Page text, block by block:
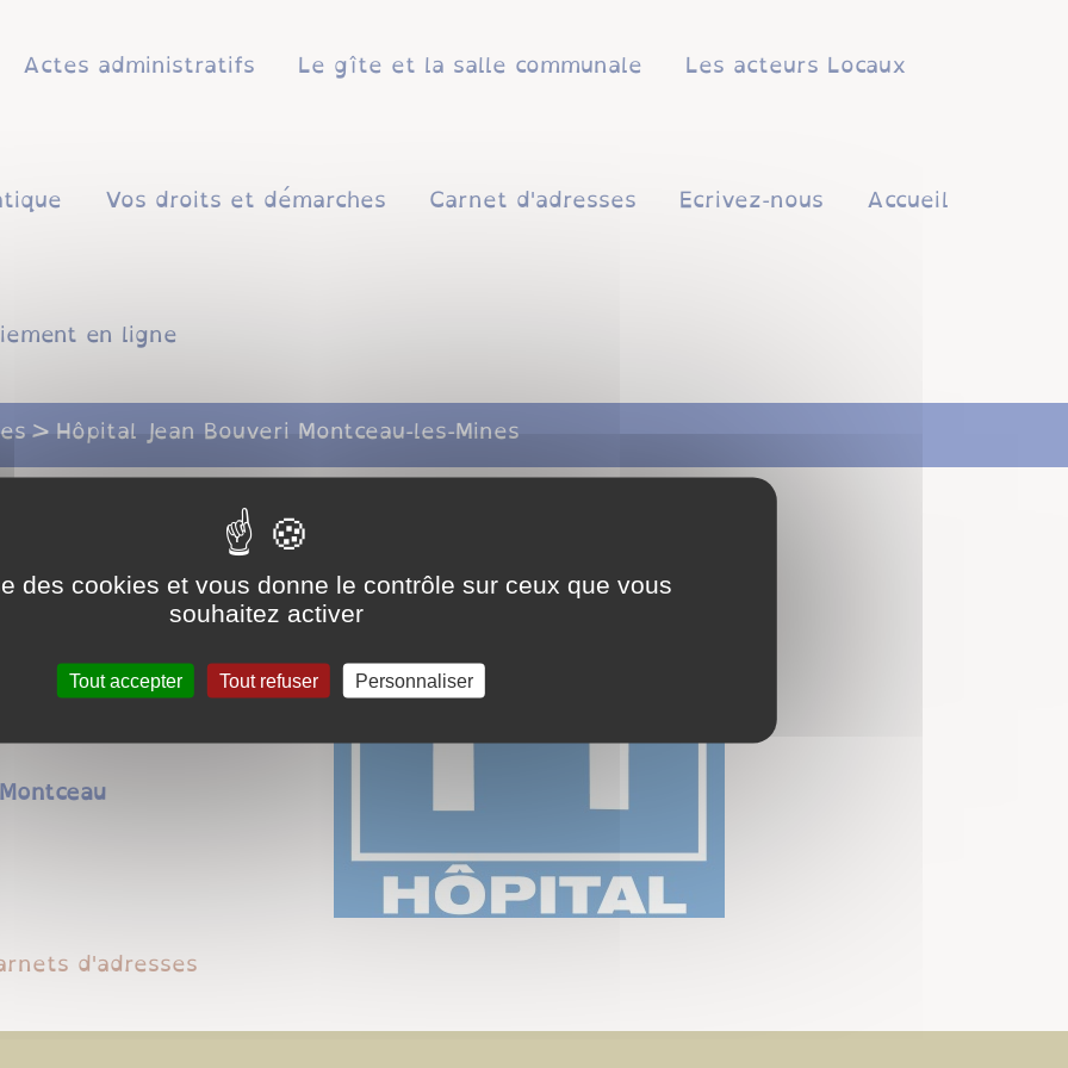
Actes administratifs Le gîte et la salle communale Les acteurs Locaux
Vos droits et démarches Carnet d'adresses Ecrivez-nous Accueil
en ligne
Hôpital Jean Bouveri Montceau-les-Mines
d'adresses
des cookies et vous donne le contrôle sur ceux que vous
souhaitez activer
Tout accepter Tout refuser Personnaliser